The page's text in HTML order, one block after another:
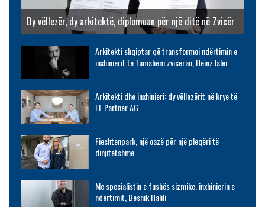
Dy vëllezër, dy arkitektë, diplomuan për një ditë në Zvicër
Arkitekti shqiptar që transformoi ndërtimin e
inxhinierit të famshëm zviceran, Heinz Isler
Arkitekti dhe inxhinieri: dy vëllezërit në krye të
FF Partner AG
Fiechtenpark, një oazë për një pleqëri të
dinjitetshme
Me specialistin e fushës sizmike, inxhinierin e
ndërtimit, Besnik Halili